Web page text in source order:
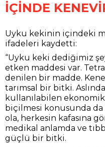
İÇİNDE
Uyku kekinin içindeki
ifadeleri kaydetti:
“Uyku keki dediğimiz
etken maddesi var.
denilen bir madde.
tarımsal bir bitki.
kullanılabilen
biçilmesi konusunda
ola, herkesin kafasına
medikal anlamda ve
güçlü bir bitki.